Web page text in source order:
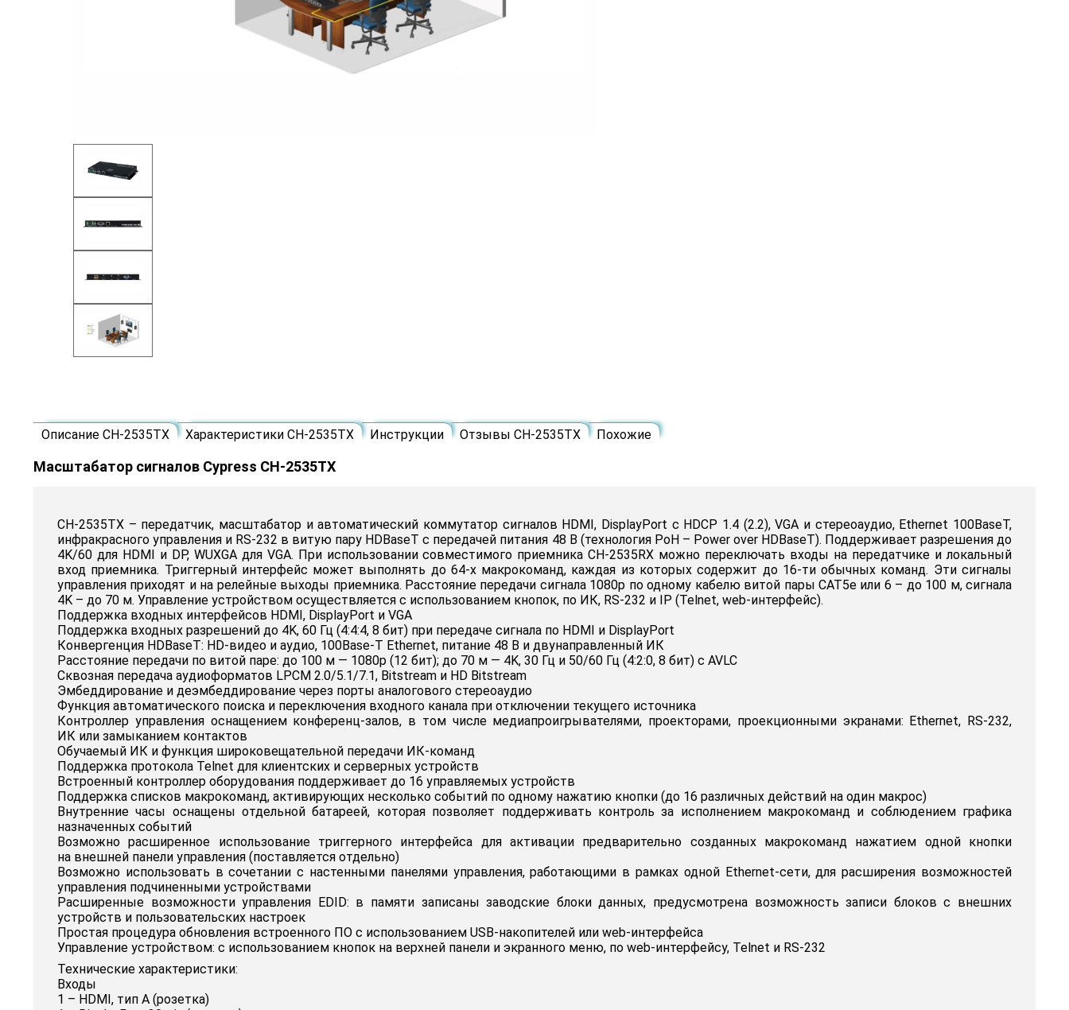
Описание CH-2535TX Характеристики CH-2535TX Инструкции Отзывы CH-2535TX Похожие
Масштабатор сигналов Cypress CH-2535TX
CH-2535TX – передатчик, масштабатор и автоматический коммутатор сигналов HDMI, DisplayPort c HDCP 1.4 (2.2), VGA и стереоаудио, Ethernet 100BaseT,
инфракрасного управления и RS-232 в витую пару HDBaseT с передачей питания 48 В (технология PoH – Power over HDBaseT). Поддерживает разрешения до
4K/60 для HDMI и DP, WUXGA для VGA. При использовании совместимого приемника CH-2535RX можно переключать входы на передатчике и локальный
вход приемника. Триггерный интерфейс может выполнять до 64-х макрокоманд, каждая из которых содержит до 16-ти обычных команд. Эти сигналы
управления приходят и на релейные выходы приемника. Расстояние передачи сигнала 1080p по одному кабелю витой пары CAT5e или 6 – до 100 м, сигнала
4K – до 70 м. Управление устройством осуществляется с использованием кнопок, по ИК, RS-232 и IP (Telnet, web-интерфейс).
Поддержка входных интерфейсов HDMI, DisplayPort и VGA
Поддержка входных разрешений до 4K, 60 Гц (4:4:4, 8 бит) при передаче сигнала по HDMI и DisplayPort
Конвергенция HDBaseT: HD-видео и аудио, 100Base-T Ethernet, питание 48 В и двунаправленный ИК
Расстояние передачи по витой паре: до 100 м — 1080p (12 бит); до 70 м — 4K, 30 Гц и 50/60 Гц (4:2:0, 8 бит) с AVLC
Сквозная передача аудиоформатов LPCM 2.0/5.1/7.1, Bitstream и HD Bitstream
Эмбеддирование и деэмбеддирование через порты аналогового стереоаудио
Функция автоматического поиска и переключения входного канала при отключении текущего источника
Контроллер управления оснащением конференц-залов, в том числе медиапроигрывателями, проекторами, проекционными экранами: Ethernet, RS-232,
ИК или замыканием контактов
Обучаемый ИК и функция широковещательной передачи ИК-команд
Поддержка протокола Telnet для клиентских и серверных устройств
Встроенный контроллер оборудования поддерживает до 16 управляемых устройств
Поддержка списков макрокоманд, активирующих несколько событий по одному нажатию кнопки (до 16 различных действий на один макрос)
Внутренние часы оснащены отдельной батареей, которая позволяет поддерживать контроль за исполнением макрокоманд и соблюдением графика
назначенных событий
Возможно расширенное использование триггерного интерфейса для активации предварительно созданных макрокоманд нажатием одной кнопки
на внешней панели управления (поставляется отдельно)
Возможно использовать в сочетании с настенными панелями управления, работающими в рамках одной Ethernet-сети, для расширения возможностей
управления подчиненными устройствами
Расширенные возможности управления EDID: в памяти записаны заводские блоки данных, предусмотрена возможность записи блоков с внешних
устройств и пользовательских настроек
Простая процедура обновления встроенного ПО с использованием USB-накопителей или web-интерфейса
Управление устройством: с использованием кнопок на верхней панели и экранного меню, по web-интерфейсу, Telnet и RS-232
Технические характеристики:
Входы
1 – HDMI, тип A (розетка)